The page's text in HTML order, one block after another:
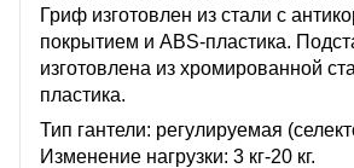
Гриф изготовлен из стали с
покрытием и ABS-пластика.
изготовлена из хромированной
пластика.
Тип гантели: регулируемая
Изменение нагрузки: 3 кг-20 кг.